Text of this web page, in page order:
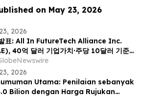
on May 23, 2026
2026
표: All In FutureTech Alliance Inc.
40억 달러 기업가치·주당 10달러 기준
용하며 동남아 희소 광섬유 인프라 강자
Fiber-Optic Communication
인수 위해 신주 발행 -- ‘광 컴퓨팅+광 전
한 글로벌 AI 광네트워크 플랫폼으로 전환
2026
Utama: Penilaian sebanyak
Bilion dengan Harga Rujukan